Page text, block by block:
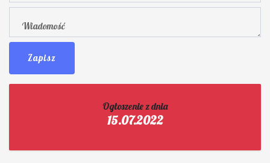
Zapisz
Ogłoszenie z dnia
15.07.2022